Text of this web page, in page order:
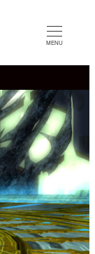
MENU